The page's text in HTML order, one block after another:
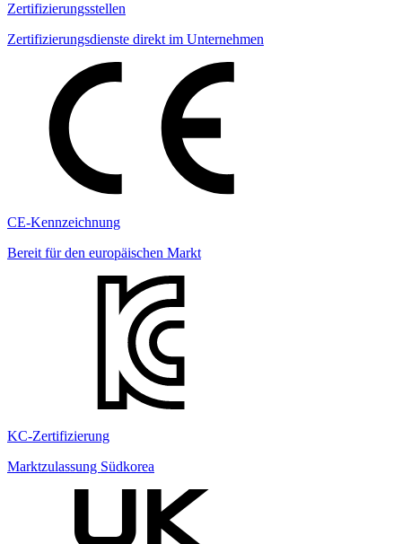
Zertifizierungsstellen
Zertifizierungsdienste direkt im Unternehmen
CE-Kennzeichnung
Bereit für den europäischen Markt
KC-Zertifizierung
Marktzulassung Südkorea